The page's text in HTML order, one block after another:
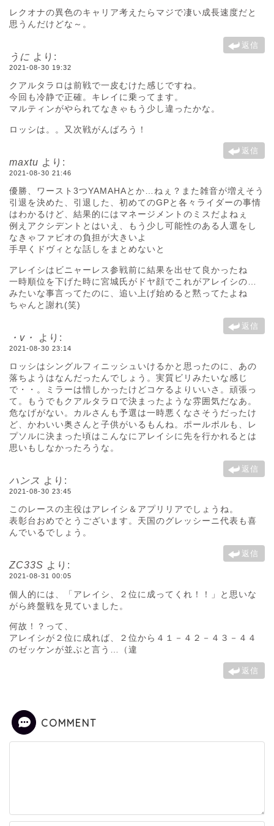
レクオナの異色のキャリア考えたらマジで凄い成長速度だと
思うんだけどな～。
返信
うに より:
2021-08-30 19:32
クアルタラロは前戦で一皮むけた感じですね。
今回も冷静で正確。キレイに乗ってます。
マルティンがやられてなきゃもう少し違ったかな。
ロッシは。。又次戦がんばろう！
返信
maxtu より:
2021-08-30 21:46
優勝、ワースト3つYAMAHAとか…ねぇ？また雑音が増えそう
引退を決めた、引退した、初めてのGPと各々ライダーの事情
はわかるけど、結果的にはマネージメントのミスだよねぇ
例えアクシデントとはいえ、もう少し可能性のある人選をし
なきゃファビオの負担が大きいよ
手早くドヴィとな話しをまとめないと
アレイシはビニャーレス参戦前に結果を出せて良かったね
一時順位を下げた時に宮城氏がドヤ顔でこれがアレイシの…
みたいな事言ってたのに、追い上げ始めると黙ってたよね
ちゃんと謝れ(笑)
返信
・v・ より:
2021-08-30 23:14
ロッシはシングルフィニッシュいけるかと思ったのに、あの
落ちようはなんだったんでしょう。実質ビリみたいな感じ
で・・。ミラーは惜しかったけどコケるよりいいさ。頑張っ
て。もうでもクアルタラロで決まったような雰囲気だなあ。
危なげがない。カルさんも予選は一時悪くなさそうだったけ
ど、かわいい奥さんと子供がいるもんね。ポールポルも、レ
プソルに決まった頃はこんなにアレイシに先を行かれるとは
思いもしなかったろうな。
返信
ハンス より:
2021-08-30 23:45
このレースの主役はアレイシ＆アプリリアでしょうね。
表彰台おめでとうございます。天国のグレッシーニ代表も喜
んでいるでしょう。
返信
ZC33S より:
2021-08-31 00:05
個人的には、「アレイシ、２位に成ってくれ！！」と思いな
がら終盤戦を見ていました。
何故！？って、
アレイシが２位に成れば、２位から４１－４２－４３－４４
のゼッケンが並ぶと言う…（違
返信
COMMENT